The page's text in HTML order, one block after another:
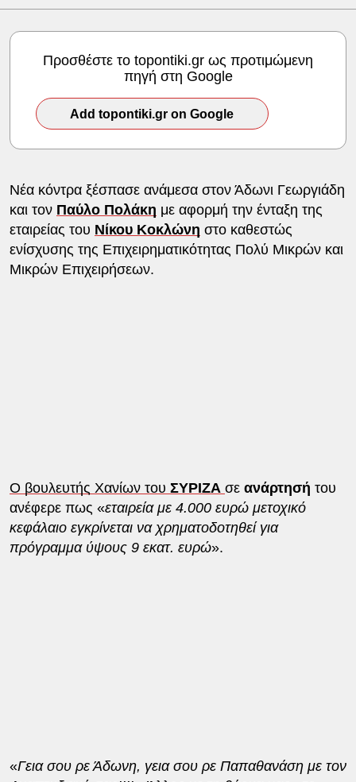
Προσθέστε το topontiki.gr ως προτιμώμενη
πηγή στη Google
Add topontiki.gr on Google
Νέα κόντρα ξέσπασε ανάμεσα στον Άδωνι Γεωργιάδη
και τον Παύλο Πολάκη με αφορμή την ένταξη της
εταιρείας του Νίκου Κοκλώνη στο καθεστώς
ενίσχυσης της Επιχειρηματικότητας Πολύ Μικρών και
Μικρών Επιχειρήσεων.
Ο βουλευτής Χανίων του ΣΥΡΙΖΑ σε ανάρτησή του
ανέφερε πως «εταιρεία με 4.000 ευρώ μετοχικό
κεφάλαιο εγκρίνεται να χρηματοδοτηθεί για
πρόγραμμα ύψους 9 εκατ. ευρώ».
«Γεια σου ρε Άδωνη, γεια σου ρε Παπαθανάση με τον